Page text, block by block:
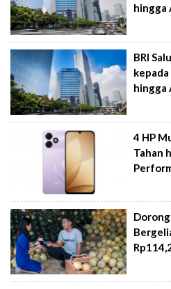
hingga
BRI
hingga
4 HP
Tahan